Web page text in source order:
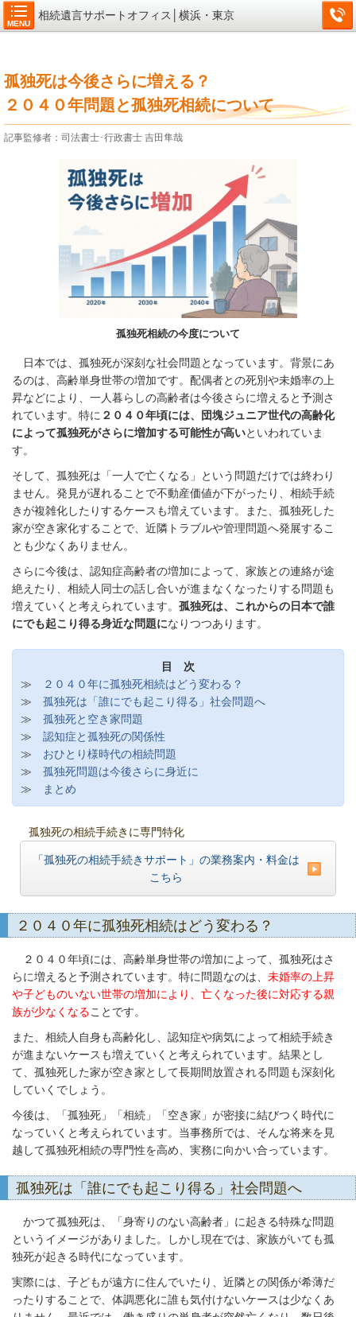
MENU
相続遺言サポートオフィス│横浜・東京
孤独死は今後さらに増える？
２０４０年問題と孤独死相続について
記事監修者：司法書士･行政書士 吉田隼哉
孤独死相続の今度について
日本では、孤独死が深刻な社会問題となっています。背景にあ
るのは、高齢単身世帯の増加です。配偶者との死別や未婚率の上
昇などにより、一人暮らしの高齢者は今後さらに増えると予測さ
れています。特に ２０４０年頃には、団塊ジュニア世代の高齢化
によって孤独死がさらに増加する可能性が高いといわれていま
す。
そして、孤独死は「一人で亡くなる」という問題だけでは終わり
ません。発見が遅れることで不動産価値が下がったり、相続手続
きが複雑化したりするケースも増えています。また、孤独死した
家が空き家化することで、近隣トラブルや管理問題へ発展するこ
とも少なくありません。
さらに今後は、認知症高齢者の増加によって、家族との連絡が途
絶えたり、相続人同士の話し合いが進まなくなったりする問題も
増えていくと考えられています。 孤独死は、これからの日本で誰
にでも起こり得る身近な問題になりつつあります。
目 次
≫
２０４０年に孤独死相続はどう変わる？
≫ 孤独死は「誰にでも起こり得る」社会問題へ
≫ 孤独死と空き家問題
≫ 認知症と孤独死の関係性
≫ おひとり様時代の相続問題
≫ 孤独死問題は今後さらに身近に
≫
まとめ
孤独死の相続手続きに専門特化
「孤独死の相続手続きサポート」の業務案内・料金は
こちら
２０４０年に孤独死相続はどう変わる？
２０４０年頃には、高齢単身世帯の増加によって、孤独死はさ
らに増えると予測されています。特に問題なのは、 未婚率の上昇
や子どものいない世帯の増加により、亡くなった後に対応する親
族が少なくなることです。
また、相続人自身も高齢化し、認知症や病気によって相続手続き
が進まないケースも増えていくと考えられています。結果とし
て、孤独死した家が空き家として長期間放置される問題も深刻化
していくでしょう。
今後は、「孤独死」「相続」「空き家」が密接に結びつく時代に
なっていくと考えられています。当事務所では、そんな将来を見
越して孤独死相続の専門性を高め、実務に向かい合っています。
孤独死は「誰にでも起こり得る」社会問題へ
かつて孤独死は、「身寄りのない高齢者」に起きる特殊な問題
というイメージがありました。しかし現在では、家族がいても孤
独死が起きる時代になっています。
実際には、子どもが遠方に住んでいたり、近隣との関係が希薄だ
ったりすることで、体調悪化に誰も気付けないケースは少なくあ